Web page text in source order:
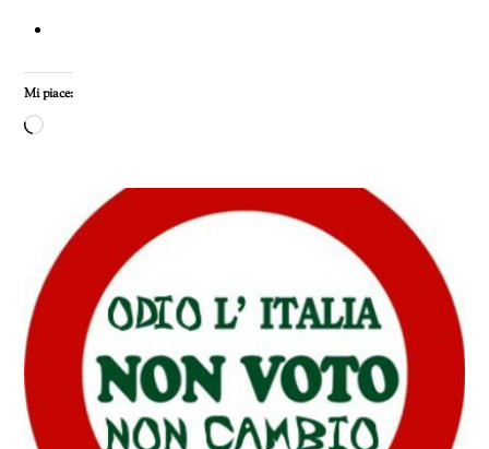
Mi piace:
Caricamento